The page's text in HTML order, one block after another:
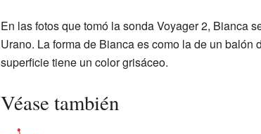
En las fotos que tomó la sonda Voyager 2, Bianca
Urano. La forma de Bianca es como la de un
superficie tiene un color grisáceo.
Véase también